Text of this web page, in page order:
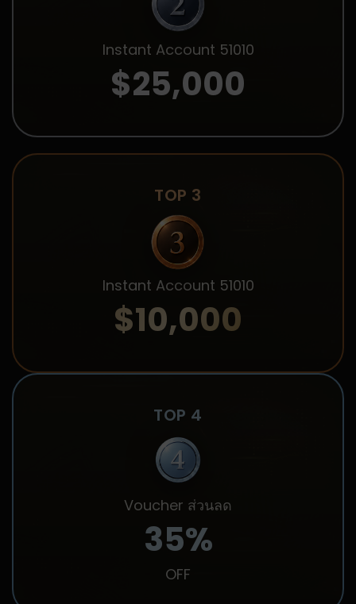
Instant Account 51010
$25,000
TOP 3
Instant Account 51010
$10,000
TOP 4
Voucher ส่วนลด
35%
OFF